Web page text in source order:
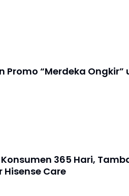
Promo “Merdeka Ongkir”
365 Hari,
Care